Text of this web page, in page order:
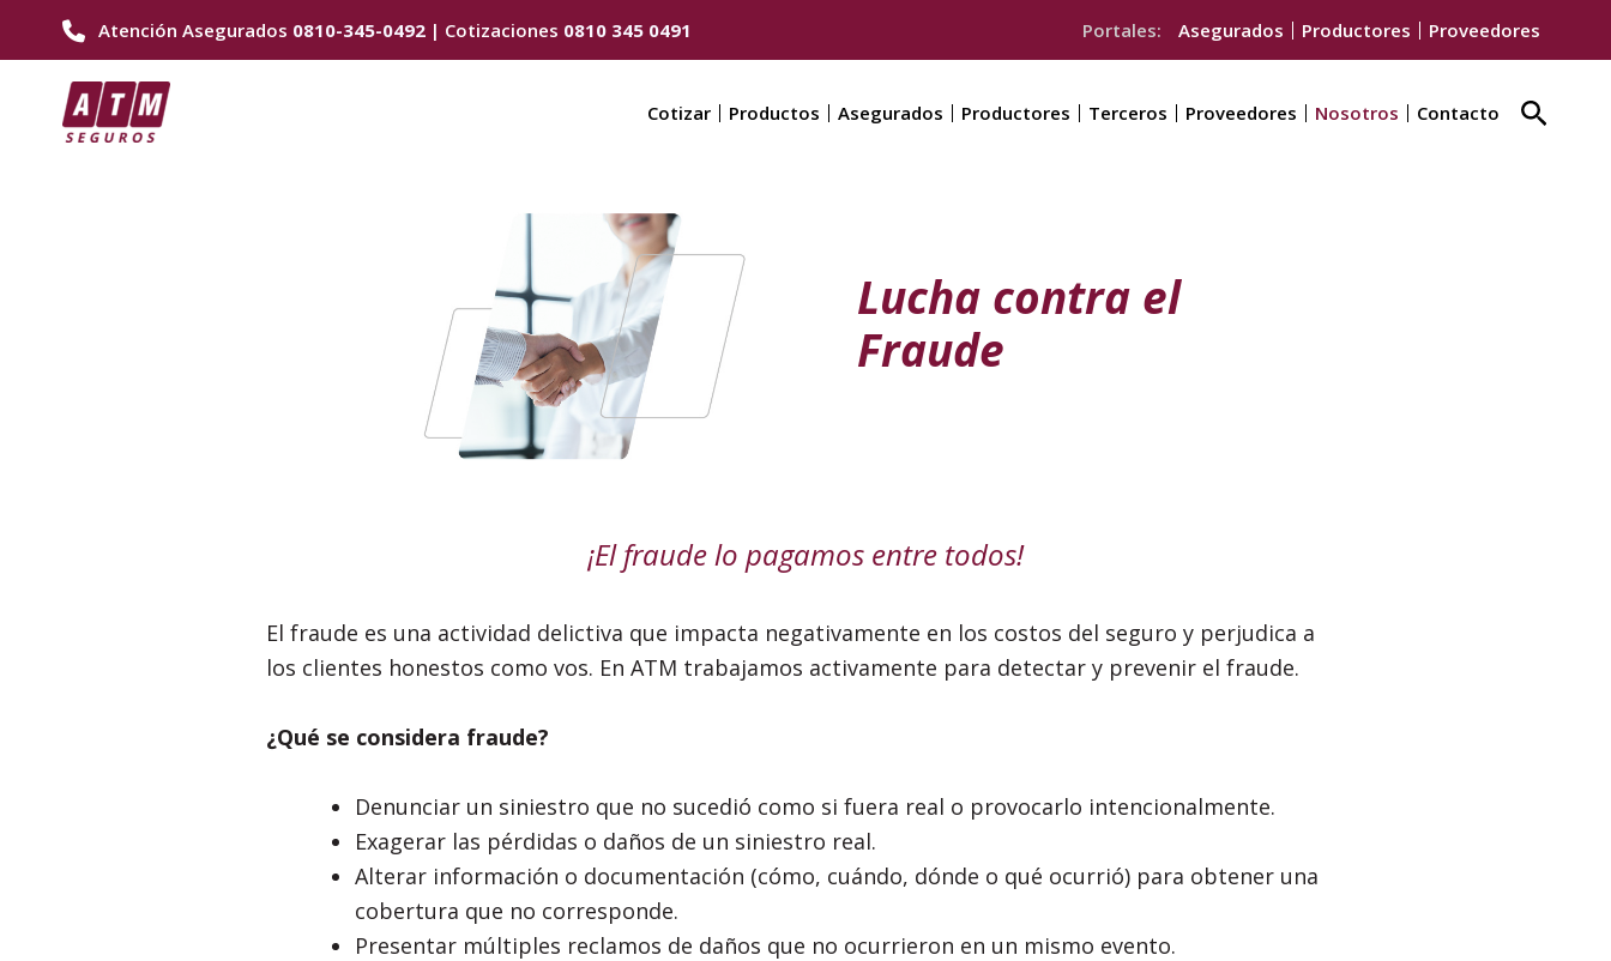
contenido
Atención Asegurados 0810-345-0492 | Cotizaciones 0810 345 0491 Portales: Asegurados Productores Proveedores
Cotizar Productos Asegurados Productores Terceros Proveedores Nosotros Contacto Buscar
Lucha contra el
Fraude
¡El fraude lo pagamos entre todos!
El fraude es una actividad delictiva que impacta negativamente en los costos del seguro y perjudica a
los clientes honestos como vos. En ATM trabajamos activamente para detectar y prevenir el fraude.
¿Qué se considera fraude?
Denunciar un siniestro que no sucedió como si fuera real o provocarlo intencionalmente.
Exagerar las pérdidas o daños de un siniestro real.
Alterar información o documentación (cómo, cuándo, dónde o qué ocurrió) para obtener una
cobertura que no corresponde.
Presentar múltiples reclamos de daños que no ocurrieron en un mismo evento.